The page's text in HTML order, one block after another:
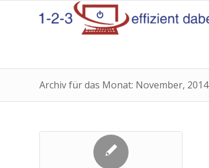
Archiv für das Monat: November, 2014